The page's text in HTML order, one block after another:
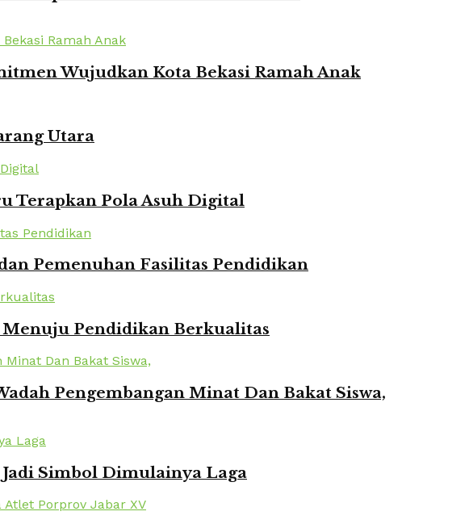
Wujudkan Kota Bekasi Ramah Anak
Utara
Terapkan Pola Asuh Digital
Pemenuhan Fasilitas Pendidikan
Pendidikan Berkualitas
Pengembangan Minat Dan Bakat Siswa,
Simbol Dimulainya Laga